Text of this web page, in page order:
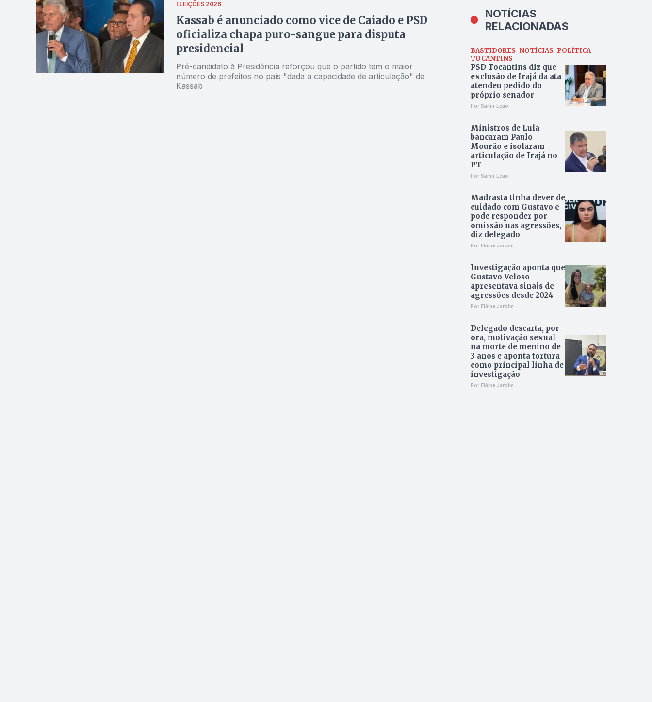
ELEIÇÕES 2026
Kassab é anunciado como vice de Caiado e PSD
oficializa chapa puro-sangue para disputa
presidencial
Pré-candidato à Presidência reforçou que o partido tem o maior
número de prefeitos no país "dada a capacidade de articulação" de
Kassab
NOTÍCIAS
RELACIONADAS
BASTIDORES NOTÍCIAS POLÍTICA
TOCANTINS
PSD Tocantins diz que
exclusão de Irajá da ata
atendeu pedido do
próprio senador
Por Samir Leão
Ministros de Lula
bancaram Paulo
Mourão e isolaram
articulação de Irajá no
PT
Por Samir Leão
Madrasta tinha dever de
cuidado com Gustavo e
pode responder por
omissão nas agressões,
diz delegado
Por Elâine Jardim
Investigação aponta que
Gustavo Veloso
apresentava sinais de
agressões desde 2024
Por Elâine Jardim
Delegado descarta, por
ora, motivação sexual
na morte de menino de
3 anos e aponta tortura
como principal linha de
investigação
Por Elâine Jardim